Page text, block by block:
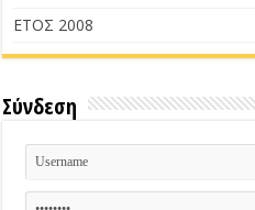
ΕΤΟΣ 2008
Σύνδεση